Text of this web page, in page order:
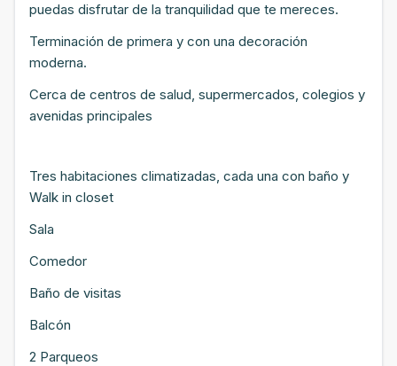
puedas disfrutar de la tranquilidad que te mereces.
Terminación de primera y con una decoración
moderna.
Cerca de centros de salud, supermercados, colegios y
avenidas principales
Tres habitaciones climatizadas, cada una con baño y
Walk in closet
Sala
Comedor
Baño de visitas
Balcón
2 Parqueos